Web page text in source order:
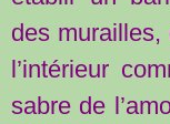
des
l’intérieur
sabre de